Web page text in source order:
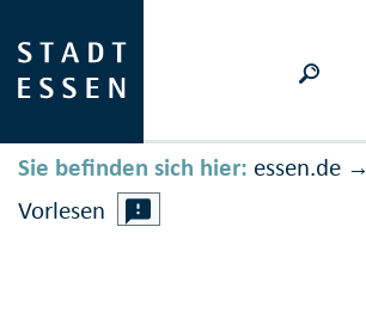
Sie befinden sich hier: essen.de →
Vorlesen